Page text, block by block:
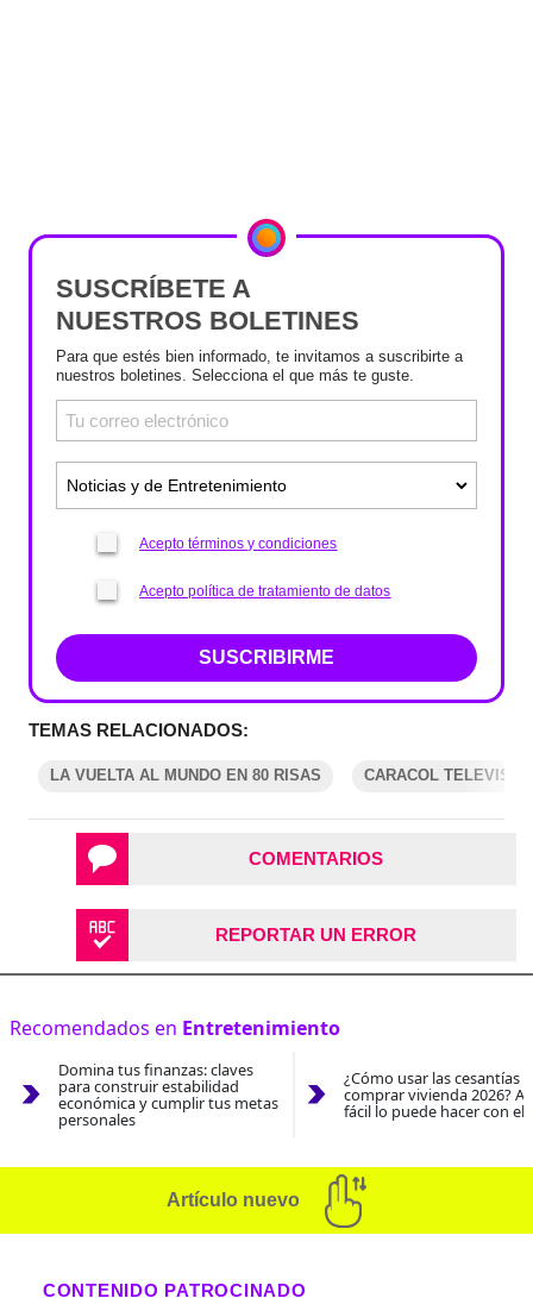
SUSCRÍBETE A
NUESTROS BOLETINES
Para que estés bien informado, te invitamos a suscribirte a
nuestros boletines. Selecciona el que más te guste.
Acepto términos y condiciones
Acepto política de tratamiento de datos
SUSCRIBIRME
TEMAS RELACIONADOS:
LA VUELTA AL MUNDO EN 80 RISAS CARACOL
COMENTARIOS
REPORTAR UN ERROR
Recomendados en Entretenimiento
Domina tus finanzas: claves
para construir estabilidad
económica y cumplir tus metas
personales
¿Cómo usar las cesantías
comprar vivienda 2026?
fácil lo puede hacer con el
Artículo nuevo
CONTENIDO PATROCINADO